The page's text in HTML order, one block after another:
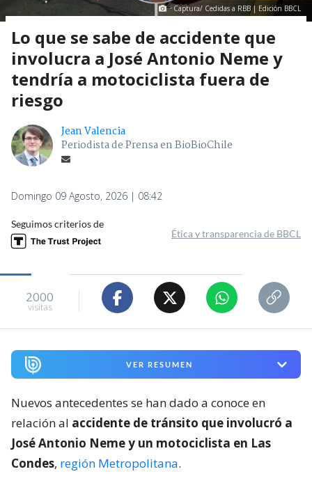
Captura/ Cedidas a RBB | Edición BBCL
Lo que se sabe de accidente que
involucra a José Antonio Neme y
tendría a motociclista fuera de
riesgo
Jean Valencia
Periodista de Prensa en BioBioChile
Domingo 09 Agosto, 2026 | 08:42
Seguimos criterios de
Ética y transparencia de BBCL
2000
visitas
VER RESUMEN
Nuevos antecedentes se han dado a conoce en
relación al accidente de tránsito que involucró a
José Antonio Neme y un motociclista en Las
Condes, región Metropolitana.